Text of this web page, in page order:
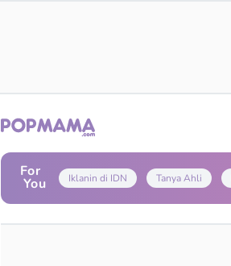
For
You Iklanin di IDN Tanya Ahli